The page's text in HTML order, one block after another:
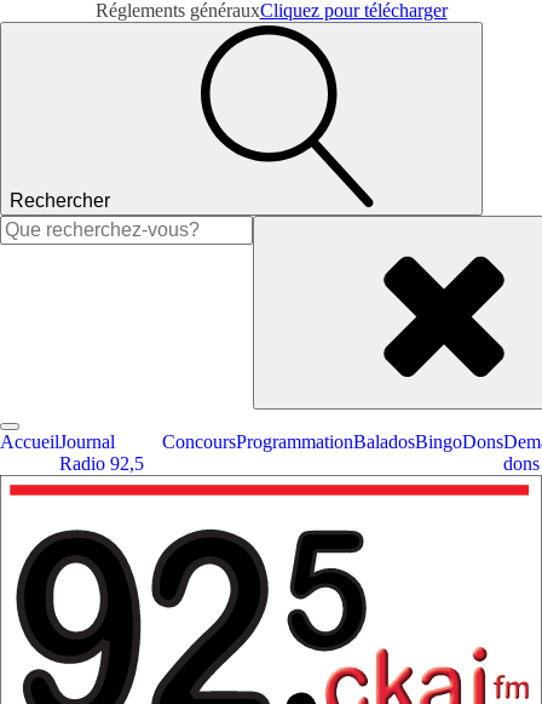
Réglements générauxCliquez pour télécharger
Rechercher
Rechercher :
AccueilJournal
Radio 92,5
ConcoursProgrammationBaladosBingoDons
dons